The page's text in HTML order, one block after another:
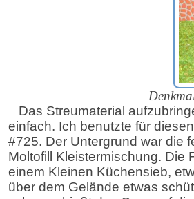
Das Streumaterial
einfach. Ich benutzte für
#725. Der Untergrund war die
Moltofill Kleistermischung. Die
einem Kleinen Küchensieb,
über dem Gelände etwas